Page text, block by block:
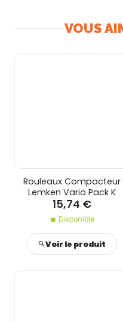
VOUS
Rouleaux Compacteur
Lemken Vario Pack K
15,74 €
Disponible
Voir le produit